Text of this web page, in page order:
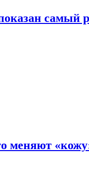
самый
меняют